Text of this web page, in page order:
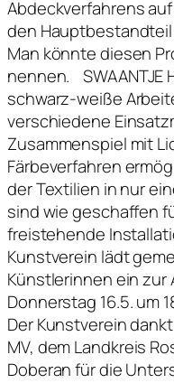
Abdeckverfahrens
den
Man könnte diesen
nennen. SWAANTJE
schwarz-weiße
verschiedene
Zusammenspiel mit
Färbeverfahren
der Textilien in nur
sind wie geschaffen
freistehende
Kunstverein lädt
Künstlerinnen ein
Donnerstag 16.5. um
Der Kunstverein
MV, dem Landkreis
Doberan für die